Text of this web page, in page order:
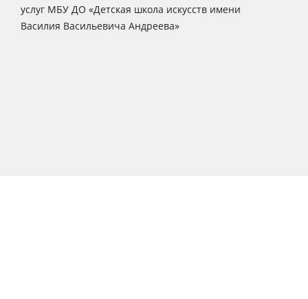
услуг МБУ ДО «Детская школа искусств имени
Василия Васильевича Андреева»